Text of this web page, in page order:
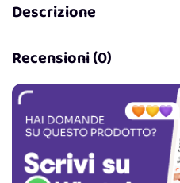
Descrizione
Recensioni (0)